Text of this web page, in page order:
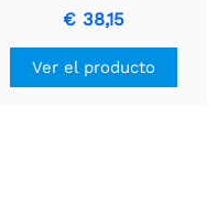
metal 380:1 HPCB 6V con
eje de motor extendido
€ 38,15
Ver el producto